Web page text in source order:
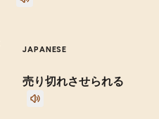
JAPANESE
売り切れさせられる